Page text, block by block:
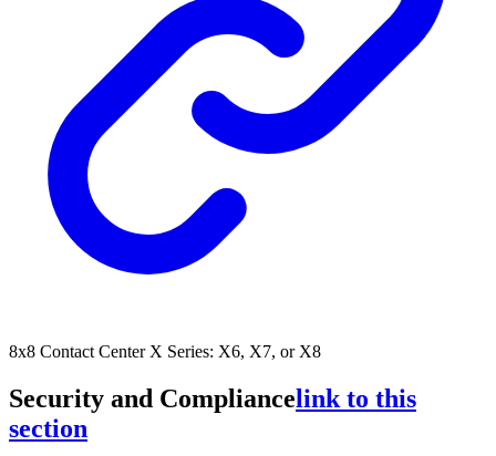
8x8 Contact Center X Series: X6, X7, or X8
Security and Compliancelink to this
section